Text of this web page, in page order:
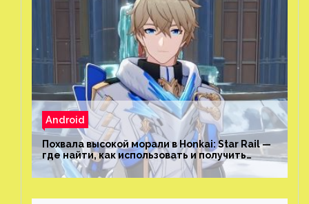
Android
Похвала высокой морали в Honkai: Star Rail —
где найти, как использовать и получить
скрытые достижения